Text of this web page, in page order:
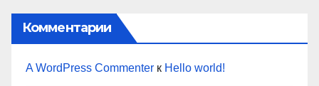
Комментарии
A WordPress Commenter к Hello world!